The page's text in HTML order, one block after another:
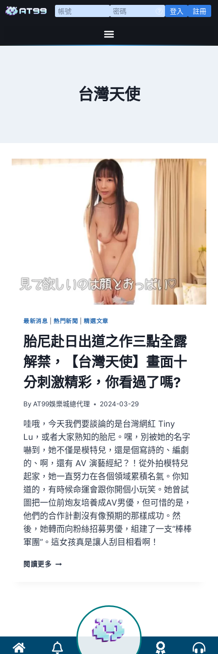
登入 註冊
台灣天使
最新消息 |熱門新聞 |精選文章
胎尼赴日出道之作三點全露
解禁，【台灣天使】畫面十
分刺激精彩，你看過了嗎?
By AT99娛樂城總代理 2024-03-29
哇哦，今天我們要談論的是台灣網紅 Tiny
Lu，或者大家熟知的胎尼。嘿，別被她的名字
嚇到，她不僅是模特兒，還是個寫詩的、編劇
的、啊，還有 AV 演藝經紀？！從外拍模特兒
起家，她一直努力在各個領域累積名氣。你知
道的，有時候命運會跟你開個小玩笑。她曾試
圖把一位前炮友培養成AV男優，但可惜的是，
他們的合作計劃沒有像預期的那樣成功。然
後，她轉而向粉絲招募男優，組建了一支“棒棒
軍團”。這女孩真是讓人刮目相看啊！
閱讀更多